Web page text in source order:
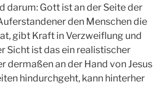
darum: Gott ist an der Seite der
den Menschen die
gibt Kraft in Verzweiflung und
Sicht ist das ein realistischer
dermaßen an der Hand von Jesus
hindurchgeht, kann hinterher